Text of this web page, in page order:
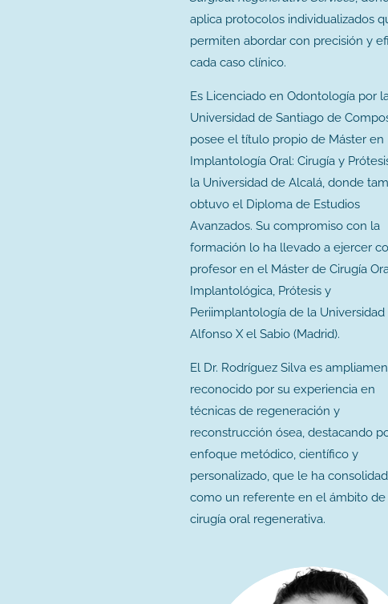
aplica protocolos individualizados
permiten abordar con precisión y
cada caso clínico.
Es Licenciado en Odontología por
Universidad de Santiago de
posee el título propio de Máster en
Implantología Oral: Cirugía y
la Universidad de Alcalá, donde
obtuvo el Diploma de Estudios
Avanzados. Su compromiso con la
formación lo ha llevado a ejercer
profesor en el Máster de Cirugía
Implantológica, Prótesis y
Periimplantología de la Universidad
Alfonso X el Sabio (Madrid).
El Dr. Rodríguez Silva es
reconocido por su experiencia en
técnicas de regeneración y
reconstrucción ósea, destacando
enfoque metódico, científico y
personalizado, que le ha
como un referente en el ámbito de
cirugía oral regenerativa.